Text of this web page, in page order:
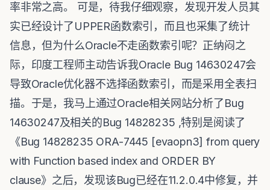
率非常之高。 可是，待我仔细观察，发现开发人员其
实已经设计了UPPER函数索引，而且也采集了统计
信息，但为什么Oracle不走函数索引呢？正纳闷之
际，印度工程师主动告诉我Oracle Bug 14630247会
导致Oracle优化器不选择函数索引，而是采用全表扫
描。于是，我马上通过Oracle相关网站分析了Bug
14630247及相关的Bug 14828235 ,特别是阅读了
《Bug 14828235 ORA-7445 [evaopn3] from query
with Function based index and ORDER BY
clause》之后，发现该Bug已经在11.2.0.4中修复，并